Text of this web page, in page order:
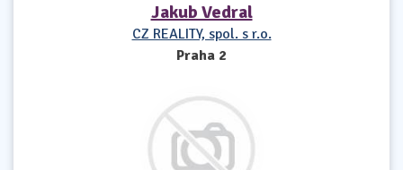
Jakub Vedral
CZ REALITY, spol. s r.o.
Praha 2